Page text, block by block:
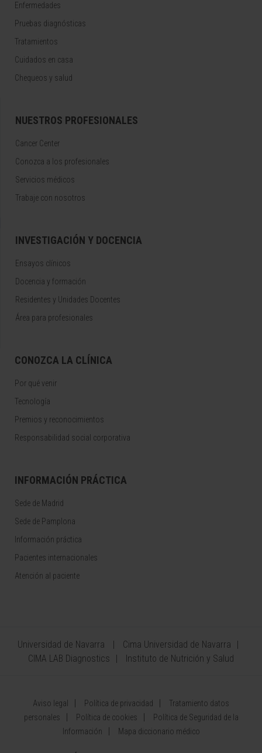
Enfermedades
Pruebas diagnósticas
Tratamientos
Cuidados en casa
Chequeos y salud
NUESTROS PROFESIONALES
Cancer Center
Conozca a los profesionales
Servicios médicos
Trabaje con nosotros
INVESTIGACIÓN Y DOCENCIA
Ensayos clínicos
Docencia y formación
Residentes y Unidades Docentes
Área para profesionales
CONOZCA LA CLÍNICA
Por qué venir
Tecnología
Premios y reconocimientos
Responsabilidad social corporativa
INFORMACIÓN PRÁCTICA
Sede de Madrid
Sede de Pamplona
Información práctica
Pacientes internacionales
Atención al paciente
Universidad de Navarra
Cima Universidad de Navarra
CIMA LAB Diagnostics
Instituto de Nutrición y Salud
Aviso legal Política de privacidad
Tratamiento datos
personales
Política de cookies
Política de Seguridad de la
Información
Mapa diccionario médico